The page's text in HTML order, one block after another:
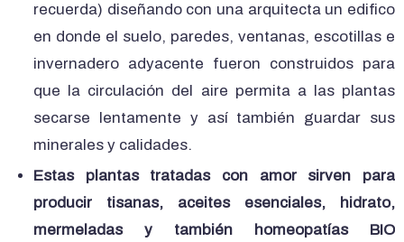
recuerda) diseñando con una arquitecta un edifico
en donde el suelo, paredes, ventanas, escotillas e
invernadero adyacente fueron construidos para
que la circulación del aire permita a las plantas
secarse lentamente y así también guardar sus
minerales y calidades.
Estas plantas tratadas con amor sirven para
producir tisanas, aceites esenciales, hidrato,
mermeladas y también homeopatías BIO